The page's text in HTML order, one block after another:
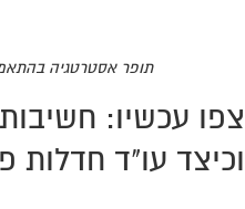
תופר אסטרטגיה
צפו עכשיו:
וכיצד עו"ד חדלות